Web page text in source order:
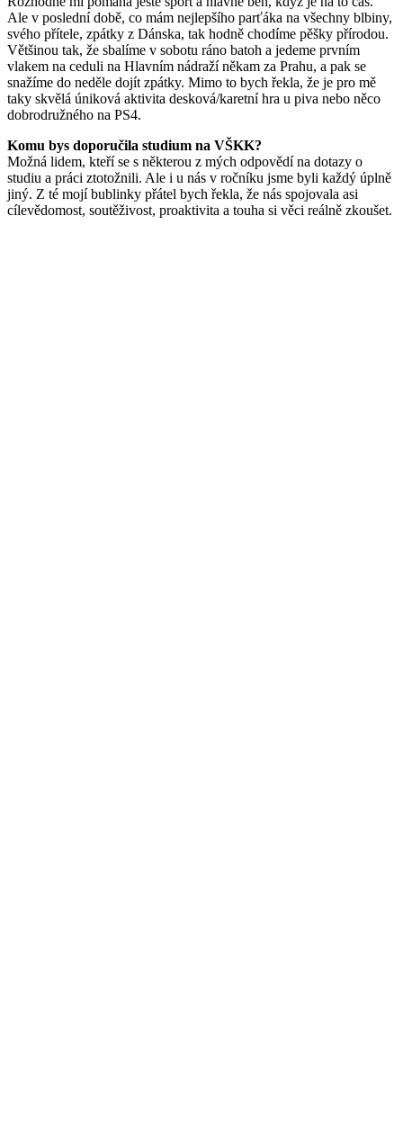
Ale v poslední době, co mám nejlepšího parťáka na všechny blbiny,
svého přítele, zpátky z Dánska, tak hodně chodíme pěšky přírodou.
Většinou tak, že sbalíme v sobotu ráno batoh a jedeme prvním
vlakem na ceduli na Hlavním nádraží někam za Prahu, a pak se
snažíme do neděle dojít zpátky. Mimo to bych řekla, že je pro mě
taky skvělá úniková aktivita desková/karetní hra u piva nebo něco
dobrodružného na PS4.
Komu bys doporučila studium na VŠKK?
Možná lidem, kteří se s některou z mých odpovědí na dotazy o
studiu a práci ztotožnili. Ale i u nás v ročníku jsme byli každý úplně
jiný. Z té mojí bublinky přátel bych řekla, že nás spojovala asi
cílevědomost, soutěživost, proaktivita a touha si věci reálně zkoušet.